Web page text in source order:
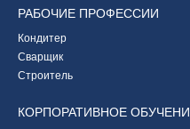
РАБОЧИЕ ПРОФЕССИИ
Кондитер
Сварщик
Строитель
КОРПОРАТИВНОЕ